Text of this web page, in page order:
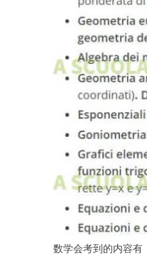
数学会考到的内容有